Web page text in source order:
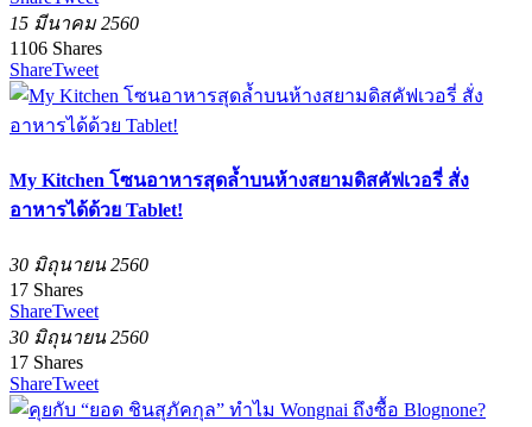
15 มีนาคม 2560
1106 Shares
ShareTweet
My Kitchen โซนอาหารสุดล้ำบนห้างสยามดิสคัฟเวอรี่ สั่ง
อาหารได้ด้วย Tablet!
30 มิถุนายน 2560
17 Shares
ShareTweet
30 มิถุนายน 2560
17 Shares
ShareTweet